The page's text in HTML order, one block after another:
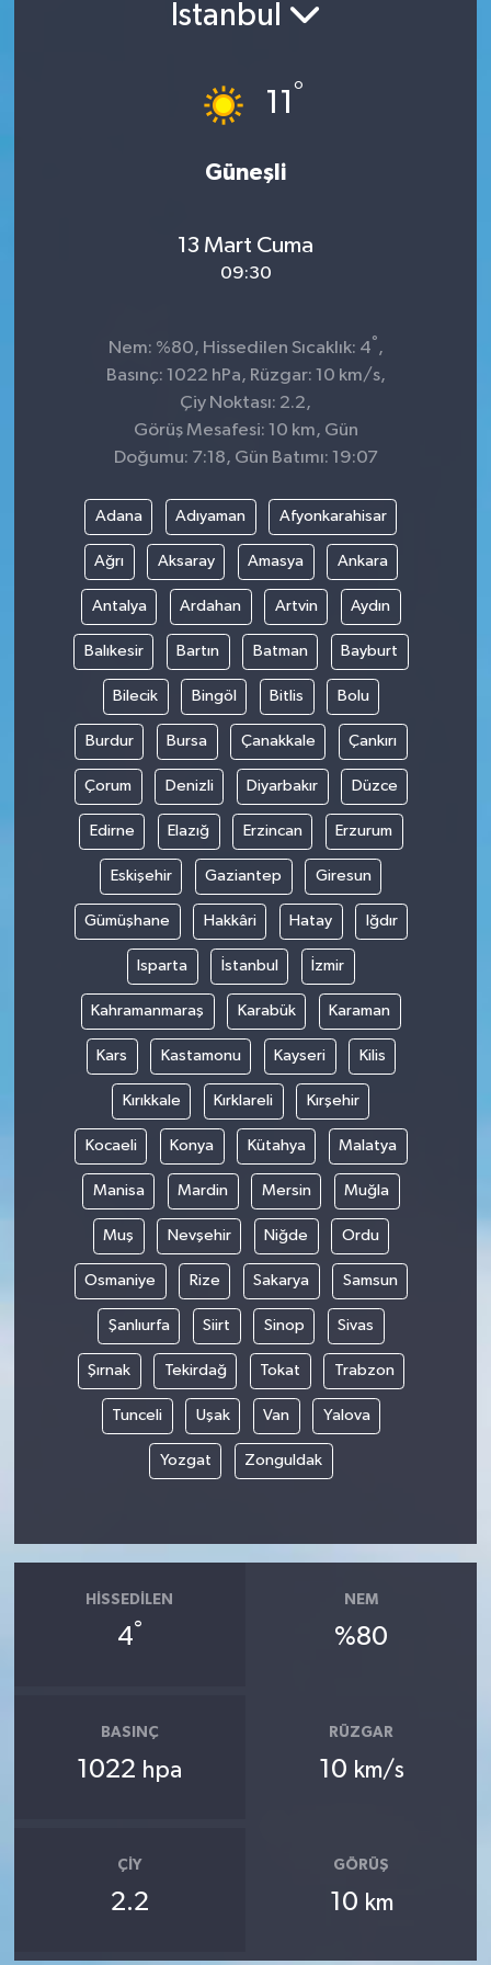
İstanbul
11 °
Güneşli
13 Mart Cuma
09:30
Nem: %80, Hissedilen Sıcaklık: 4° ,
Basınç: 1022 hPa, Rüzgar: 10 km/s,
Çiy Noktası: 2.2,
Görüş Mesafesi: 10 km, Gün
Doğumu: 7:18, Gün Batımı: 19:07
Adana Adıyaman Afyonkarahisar
Ağrı Aksaray Amasya Ankara
Antalya Ardahan Artvin Aydın
Balıkesir Bartın Batman Bayburt
Bilecik Bingöl Bitlis Bolu
Burdur Bursa Çanakkale Çankırı
Çorum Denizli Diyarbakır Düzce
Edirne Elazığ Erzincan Erzurum
Eskişehir Gaziantep Giresun
Gümüşhane Hakkâri Hatay Iğdır
Isparta İstanbul İzmir
Kahramanmaraş Karabük Karaman
Kars Kastamonu Kayseri Kilis
Kırıkkale Kırklareli Kırşehir
Kocaeli Konya Kütahya Malatya
Manisa Mardin Mersin Muğla
Muş Nevşehir Niğde Ordu
Osmaniye Rize Sakarya Samsun
Şanlıurfa Siirt Sinop Sivas
Şırnak Tekirdağ Tokat Trabzon
Tunceli Uşak Van Yalova
Yozgat Zonguldak
HISSEDILEN
4°
NEM
%80
BASINÇ
1022 hpa
RÜZGAR
10 km/s
ÇIY
2.2
GÖRÜŞ
10 km